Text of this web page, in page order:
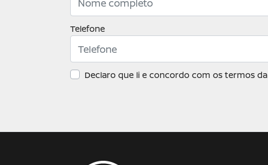
Telefone
Declaro que li e concordo com os termos da